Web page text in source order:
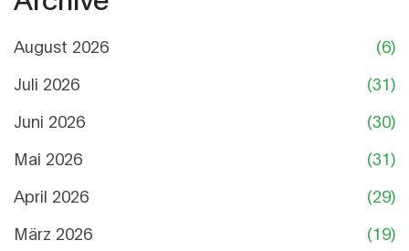
August 2026
(6)
Juli 2026
(31)
Juni 2026
(30)
Mai 2026
(31)
April 2026
(29)
März 2026
(19)